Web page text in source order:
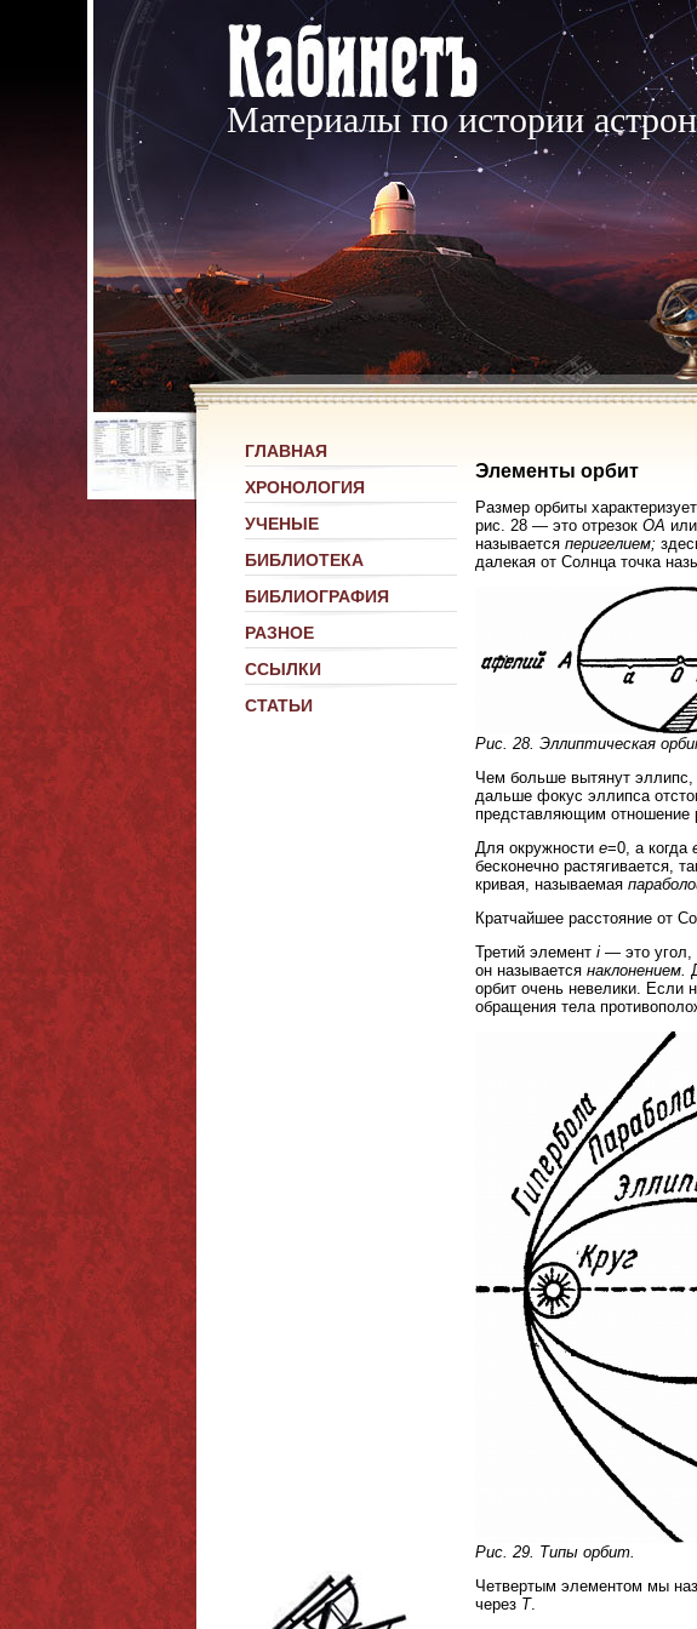
Материалы по истории
ГЛАВНАЯ
ХРОНОЛОГИЯ
УЧЕНЫЕ
БИБЛИОТЕКА
БИБЛИОГРАФИЯ
РАЗНОЕ
ССЫЛКИ
СТАТЬИ
Элементы орбит
Размер орбиты
рис. 28 — это отрезок ОА или
называется перигелием;
далекая от Солнца точка
Рис. 28. Эллиптическая
Чем больше вытянут
дальше фокус эллипса
представляющим отношение
Для окружности e=0, а когда
бесконечно растягивается,
кривая, называемая
Кратчайшее расстояние от
Третий элемент i — это угол,
он называется наклонением.
орбит очень невелики. Если
обращения тела
Рис. 29. Типы орбит.
Четвертым элементом мы
через T.